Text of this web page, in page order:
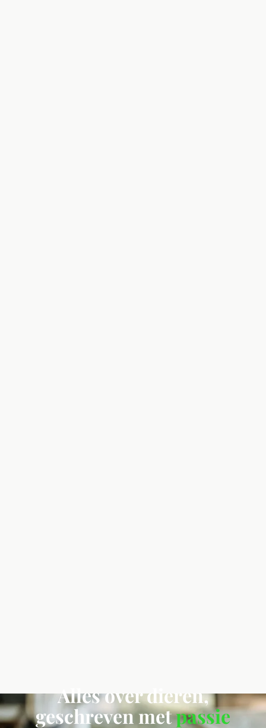
Alles over dieren,
geschreven metpassie